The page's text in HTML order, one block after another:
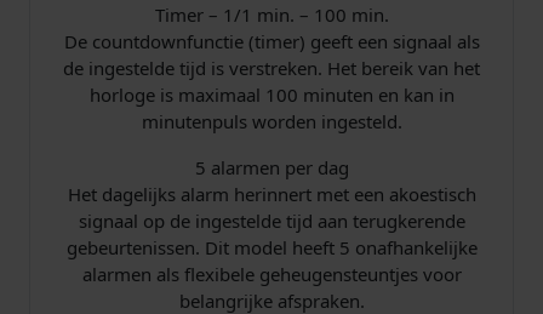
Timer – 1/1 min. – 100 min.
De countdownfunctie (timer) geeft een signaal als
de ingestelde tijd is verstreken. Het bereik van het
horloge is maximaal 100 minuten en kan in
minutenpuls worden ingesteld.
5 alarmen per dag
Het dagelijks alarm herinnert met een akoestisch
signaal op de ingestelde tijd aan terugkerende
gebeurtenissen. Dit model heeft 5 onafhankelijke
alarmen als flexibele geheugensteuntjes voor
belangrijke afspraken.